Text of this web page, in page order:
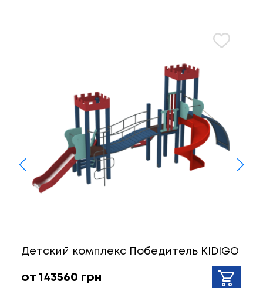
Детский комплекс Победитель KIDIGO
от 143560 грн